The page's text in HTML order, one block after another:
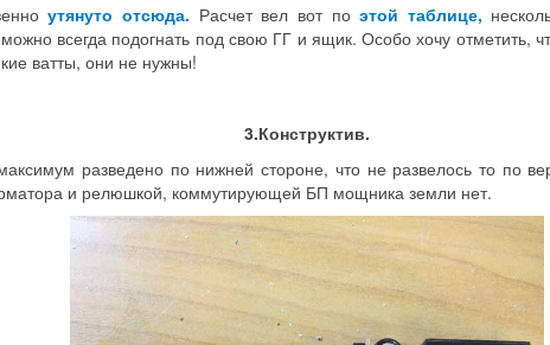
утянуто отсюда. Расчет вел вот поэтой таблице,
всегда подогнать под свою ГГ и ящик. Особо хочу отметить,
ватты, они не нужны!
3.Конструктив.
разведено по нижней стороне, что не развелось то по
и релюшкой, коммутирующей БП мощника земли нет.